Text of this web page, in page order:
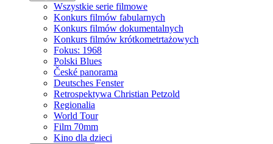
Wszystkie serie filmowe
Konkurs filmów fabularnych
Konkurs filmów dokumentalnych
Konkurs filmów krótkometrtażowych
Fokus: 1968
Polski Blues
České panorama
Deutsches Fenster
Retrospektywa Christian Petzold
Regionalia
World Tour
Film 70mm
Kino dla dzieci